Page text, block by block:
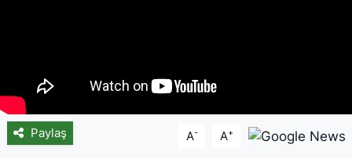
Paylaş A- A+